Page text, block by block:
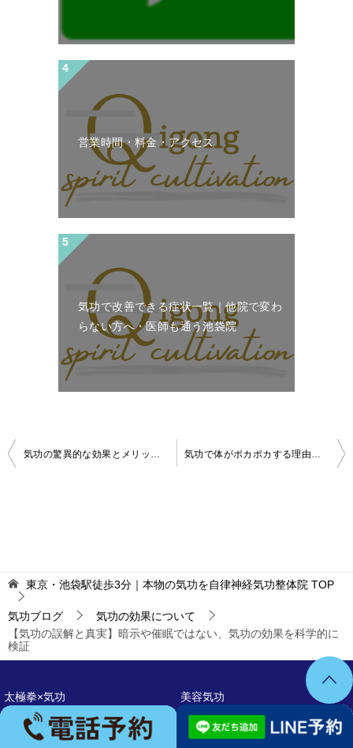
営業時間・料金・アクセス
気功で改善できる症状一覧｜他院で変わ
らない方へ・医師も通う池袋院
投
ー
シ
ョ
ン
気功の驚異的な効果とメリット：私が改善した症状の実例 気功で体がポカポカする理由とは？冷え性・自律神経との関係を解説
東京・池袋駅徒歩3分｜本物の気功を自律神経気功整体院 TOP
気功ブログ
気功の効果について
【気功の誤解と真実】暗示や催眠ではない、気功の効果を科学的に
検証
太極拳×気功
美容気功
プライバシーポリシー
利用規約
特定商取引法に基づく表記
サイトマップ